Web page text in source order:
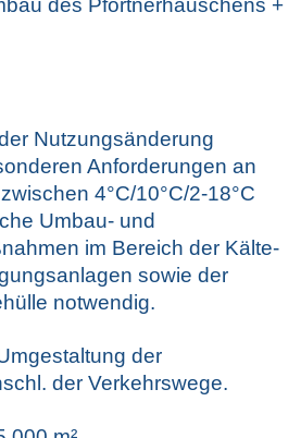
Nutzungsänderung
Anforderungen an
4°C/10°C/2-18°C
Umbau- und
im Bereich der Kälte-
sowie der
notwendig.
der
der Verkehrswege.